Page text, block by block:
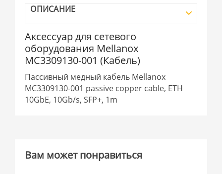
ОПИСАНИЕ
Аксессуар для сетевого
оборудования Mellanox
MC3309130-001 (Кабель)
Пассивный медный кабель Mellanox
MC3309130-001 passive copper cable, ETH
10GbE, 10Gb/s, SFP+, 1m
Вам может понравиться